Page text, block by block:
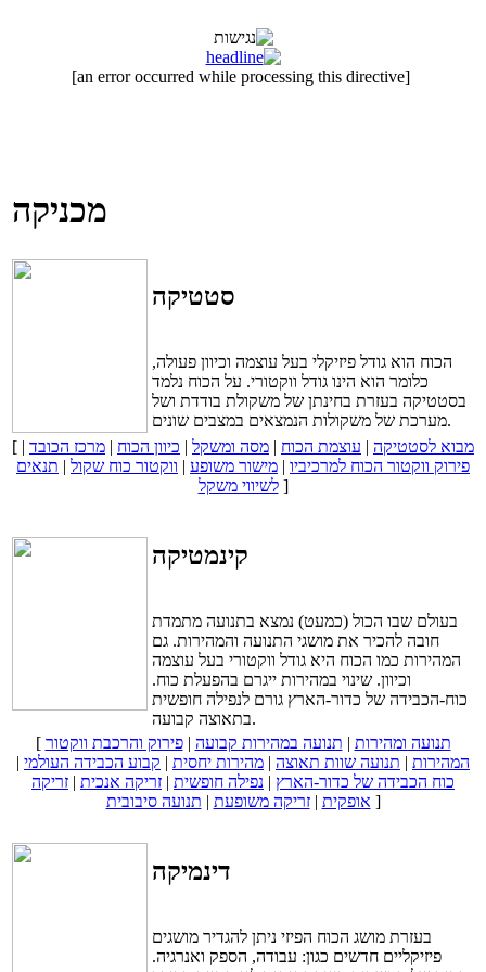
[an error occurred while processing this directive]
מכניקה
סטטיקה
הכוח הוא גודל פיזיקלי בעל עוצמה וכיוון פעולה,
כלומר הוא הינו גודל ווקטורי. על הכוח נלמד
בסטטיקה בעזרת בחינתן של משקולת בודדת ושל
מערכת של משקולות הנמצאים במצבים שונים.
[
מבוא לסטטיקה | עוצמת הכוח | מסה ומשקל | כיוון הכוח | מרכז הכובד |
פירוק ווקטור הכוח למרכיביו | מישור משופע | ווקטור כוח שקול | תנאים
לשיווי משקל]
קינמטיקה
בעולם שבו הכול (כמעט) נמצא בתנועה מתמדת
חובה להכיר את מושגי התנועה והמהירות. גם
המהירות כמו הכוח היא גודל ווקטורי בעל עוצמה
וכיוון. שינוי במהירות ייגרם בהפעלת כוח.
כוח-הכבידה של כדור-הארץ גורם לנפילה חופשית
בתאוצה קבועה.
[
תנועה ומהירות | תנועה במהירות קבועה |פירוק והרכבת ווקטור
המהירות | תנועה שוות תאוצה | מהירות יחסית | קבוע הכבידה העולמי |
כוח הכבידה של כדור-הארץ | נפילה חופשית | זריקה אנכית | זריקה
אופקית |זריקה משופעת | תנועה סיבובית ]
דינמיקה
בעזרת מושג הכוח הפיזי ניתן להגדיר מושגים
פיזיקליים חדשים כגון: עבודה, הספק ואנרגיה.